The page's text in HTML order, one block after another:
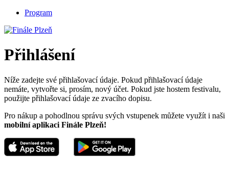
Program
Přihlášení
Níže zadejte své přihlašovací údaje. Pokud přihlašovací údaje
nemáte, vytvořte si, prosím, nový účet. Pokud jste hostem festivalu,
použijte přihlašovací údaje ze zvacího dopisu.
Pro nákup a pohodlnou správu svých vstupenek můžete využít i naši
mobilní aplikaci Finále Plzeň!